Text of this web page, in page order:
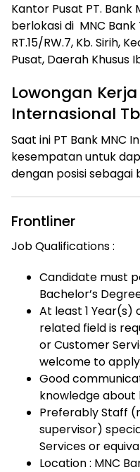
Kantor Pusat PT. Bank
berlokasi di MNC Bank
RT.15/RW.7, Kb. Sirih,
Pusat, Daerah Khusus
Lowongan Kerja
Internasional
Saat ini PT Bank MNC
kesempatan untuk
dengan posisi sebagai
Frontliner
Job Qualifications :
Candidate must
Bachelor’s
At least 1 Year(s)
related field is
or Customer
welcome to
Good
knowledge about
Preferably Staff
supervisor)
Services or
Location : MNC